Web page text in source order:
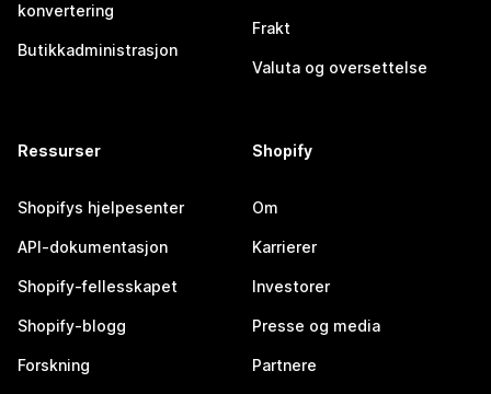
konvertering
Butikkadministrasjon
Frakt
Valuta og oversettelse
Ressurser
Shopifys hjelpesenter
API-dokumentasjon
Shopify-fellesskapet
Shopify-blogg
Forskning
Shopify
Om
Karrierer
Investorer
Presse og media
Partnere